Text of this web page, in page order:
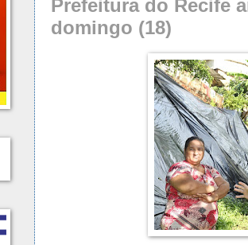
Prefeitura do Recife
domingo (18)